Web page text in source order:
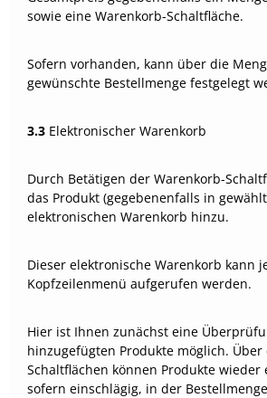
sowie eine Warenkorb-Schaltfläche.
Sofern vorhanden, kann über die
gewünschte Bestellmenge festgelegt
3.3 Elektronischer Warenkorb
Durch Betätigen der Warenkorb-
das Produkt (gegebenenfalls in
elektronischen Warenkorb hinzu.
Dieser elektronische Warenkorb kann
Kopfzeilenmenü aufgerufen werden.
Hier ist Ihnen zunächst eine
hinzugefügten Produkte möglich.
Schaltflächen können Produkte
sofern einschlägig, in der